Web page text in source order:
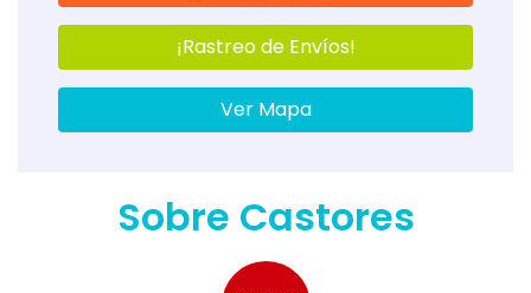
¡Rastreo de Envíos!
Ver Mapa
Sobre Castores